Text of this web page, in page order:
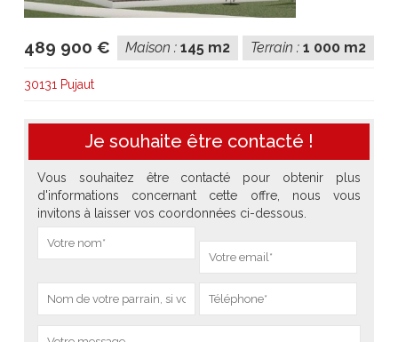
489 900 € Terrain : 1 000 m2
Maison : 145 m2
30131 Pujaut
Je souhaite être contacté !
Vous souhaitez être contacté pour obtenir plus
d'informations concernant cette offre, nous vous
invitons à laisser vos coordonnées ci-dessous.